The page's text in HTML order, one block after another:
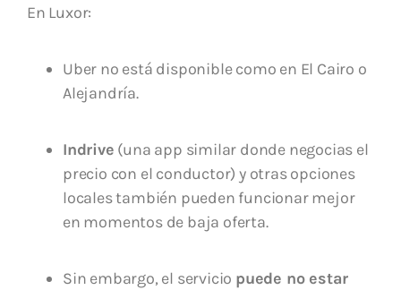
En Luxor:
Uber no está disponible como en El Cairo o
Alejandría.
Indrive (una app similar donde negocias el
precio con el conductor) y otras opciones
locales también pueden funcionar mejor
en momentos de baja oferta.
Sin embargo, el servicio puede no estar